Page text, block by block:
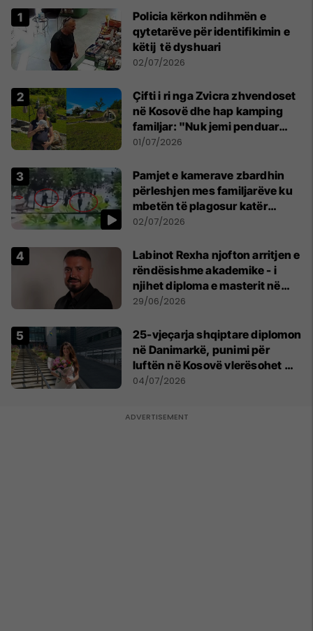
Policia kërkon ndihmën e
qytetarëve për identifikimin e
këtij të dyshuari
02/07/2026
Çifti i ri nga Zvicra zhvendoset
në Kosovë dhe hap kamping
familjar: "Nuk jemi penduar
asnjë ditë"
01/07/2026
Pamjet e kamerave zbardhin
përleshjen mes familjarëve ku
mbetën të plagosur katër
persona
02/07/2026
Labinot Rexha njofton arritjen e
rëndësishme akademike - i
njihet diploma e masterit në
Psikologji në Zvicër
29/06/2026
25-vjeçarja shqiptare diplomon
në Danimarkë, punimi për
luftën në Kosovë vlerësohet me
notën më të lartë
04/07/2026